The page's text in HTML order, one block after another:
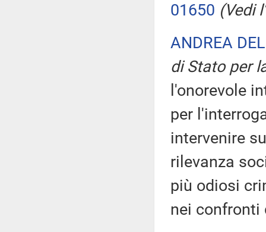
01650 (Vedi l'
ANDREA
di Stato per
l'onorevole
per
intervenire
rilevanza
più odiosi
nei confronti